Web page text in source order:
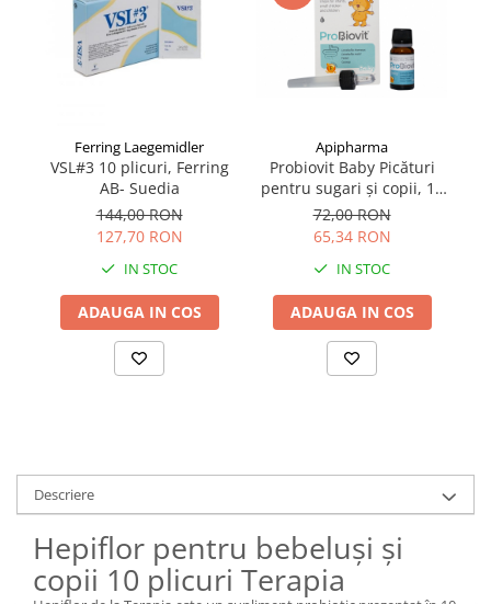
Ferring Laegemidler
VSL#3 10 plicuri, Ferring
AB- Suedia
144,00 RON
127,70 RON
IN STOC
ADAUGA IN COS
Apipharma
Probiovit Baby Picături
pentru sugari și copii, 10
ml
72,00 RON
65,34 RON
IN STOC
ADAUGA IN COS
Descriere
Hepiflor pentru bebeluși și
copii 10 plicuri Terapia